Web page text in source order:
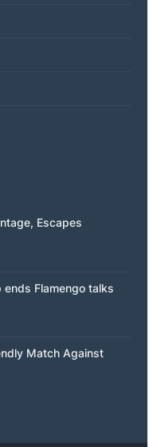
Escapes
ends Flamengo talks
Match Against